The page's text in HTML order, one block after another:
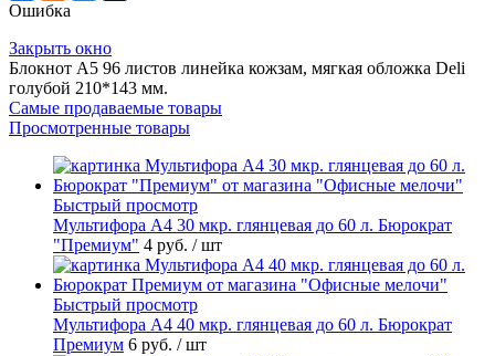
Ошибка
Закрыть окно
Блокнот А5 96 листов линейка кожзам, мягкая обложка Deli
голубой 210*143 мм.
Самые продаваемые товары
Просмотренные товары
Быстрый просмотр
Мультифора А4 30 мкр. глянцевая до 60 л. Бюрократ
"Премиум" 4 руб. / шт
Быстрый просмотр
Мультифора А4 40 мкр. глянцевая до 60 л. Бюрократ
Премиум 6 руб. / шт